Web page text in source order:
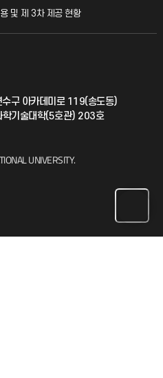
및 제 3차 제공 현황
구 아카데미로 119(송도동)
학기술대학(5호관) 203호
UNIVERSITY.